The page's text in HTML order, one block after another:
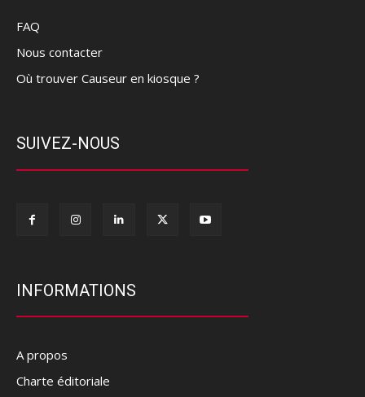
FAQ
Nous contacter
Où trouver Causeur en kiosque ?
SUIVEZ-NOUS
INFORMATIONS
A propos
Charte éditoriale